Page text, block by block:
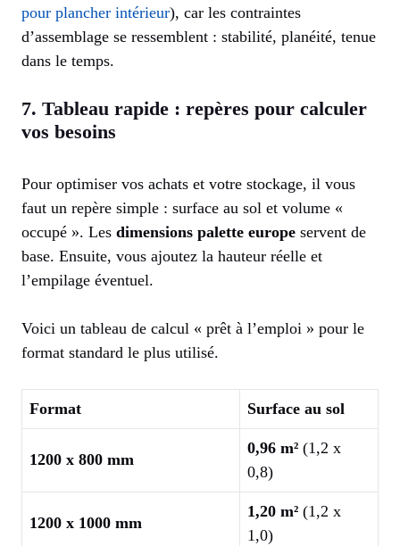
pour plancher intérieur), car les contraintes
d’assemblage se ressemblent : stabilité, planéité, tenue
dans le temps.
7. Tableau rapide : repères pour calculer
vos besoins
Pour optimiser vos achats et votre stockage, il vous
faut un repère simple : surface au sol et volume «
occupé ». Les dimensions palette europe servent de
base. Ensuite, vous ajoutez la hauteur réelle et
l’empilage éventuel.
Voici un tableau de calcul « prêt à l’emploi » pour le
format standard le plus utilisé.
Format Surface au sol
1200 x 800 mm
0,96 m² (1,2 x
0,8)
1200 x 1000 mm
1,20 m² (1,2 x
1,0)